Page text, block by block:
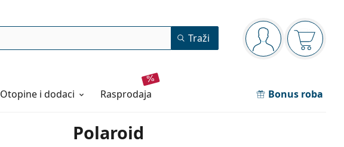
Navigacijska ploča
ste prijavljeni
Traži
Otopine i dodaci rasprodaja Bonus roba
Polaroid